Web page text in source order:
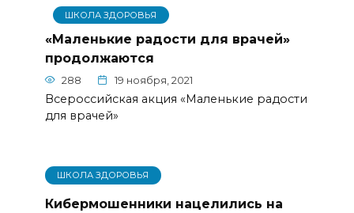
ШКОЛА ЗДОРОВЬЯ
«Маленькие радости для врачей»
продолжаются
288 19 ноября, 2021
Всероссийская акция «Маленькие радости
для врачей»
ШКОЛА ЗДОРОВЬЯ
Кибермошенники нацелились на